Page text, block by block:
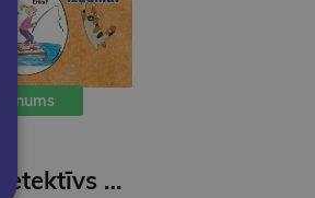
Jaunums
Lielais detektīvs 4/2026